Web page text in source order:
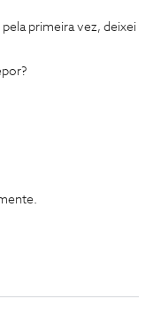
primeira vez, deixei